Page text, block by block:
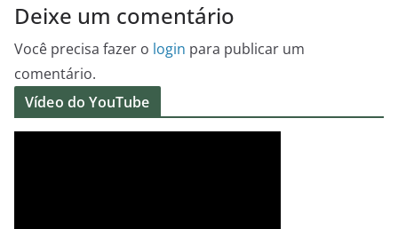
Deixe um comentário
Você precisa fazer o login para publicar um
comentário.
Vídeo do YouTube